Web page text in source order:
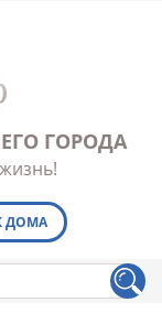
ГОРОДА
ДОМА